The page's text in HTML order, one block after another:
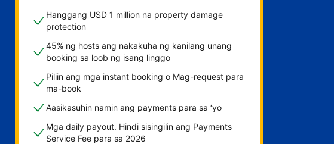
Hanggang USD 1 million na property damage
protection
45% ng hosts ang nakakuha ng kanilang unang
booking sa loob ng isang linggo
Piliin ang mga instant booking o Mag-request para
ma-book
Aasikasuhin namin ang payments para sa ‘yo
Mga daily payout. Hindi sisingilin ang Payments
Service Fee para sa 2026